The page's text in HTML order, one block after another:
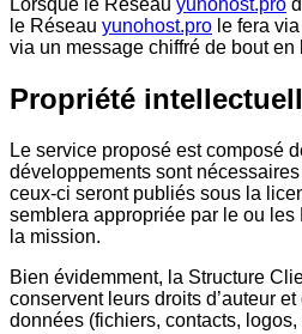
Lorsque le Réseau yunohost.pro
le Réseau yunohost.pro le fera
via un message chiffré de bout en
Propriété
Le service proposé est composé
développements sont
ceux-ci seront publiés sous la
semblera appropriée par le ou
la mission.
Bien évidemment, la Structure
conservent leurs droits d’auteur
données (fichiers, contacts,